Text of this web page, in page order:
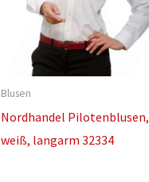
Blusen
Nordhandel Pilotenblusen,
weiß, langarm 32334